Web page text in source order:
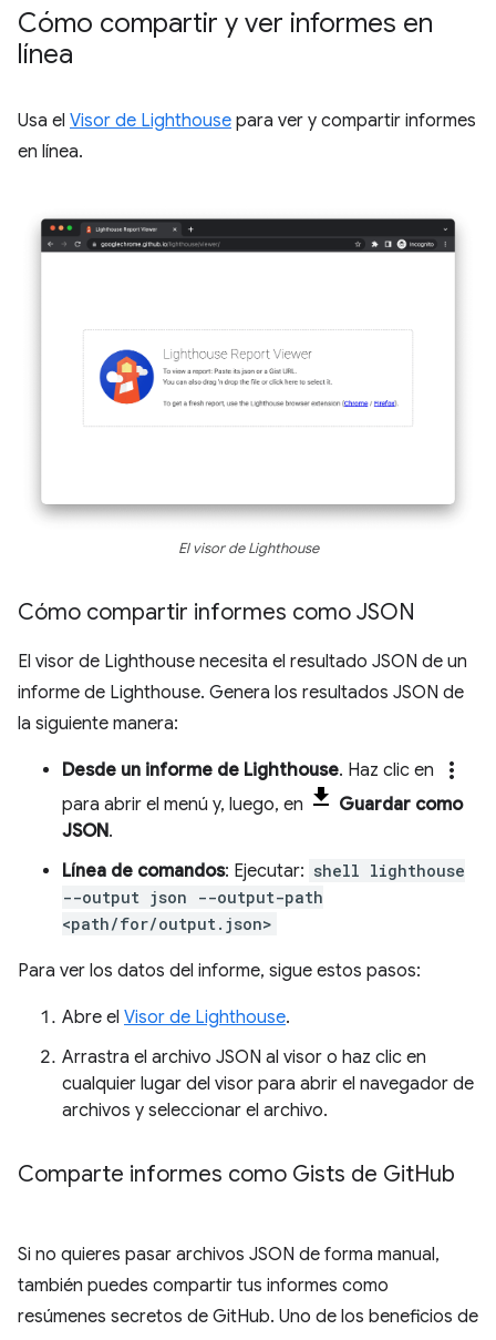
Cómo compartir y ver informes en
línea
Usa el Visor de Lighthouse para ver y compartir informes
en línea.
El visor de Lighthouse
Cómo compartir informes como JSON
El visor de Lighthouse necesita el resultado JSON de un
informe de Lighthouse. Genera los resultados JSON de
la siguiente manera:
Desde un informe de Lighthouse. Haz clic en more_vert
para abrir el menú y, luego, en
Guardar como
JSON.
Línea de comandos: Ejecutar: shell lighthouse
--output json --output-path
<path/for/output.json>
Para ver los datos del informe, sigue estos pasos:
Abre el Visor de Lighthouse.
Arrastra el archivo JSON al visor o haz clic en
cualquier lugar del visor para abrir el navegador de
archivos y seleccionar el archivo.
Comparte informes como Gists de GitHub
Si no quieres pasar archivos JSON de forma manual,
también puedes compartir tus informes como
resúmenes secretos de GitHub. Uno de los beneficios de